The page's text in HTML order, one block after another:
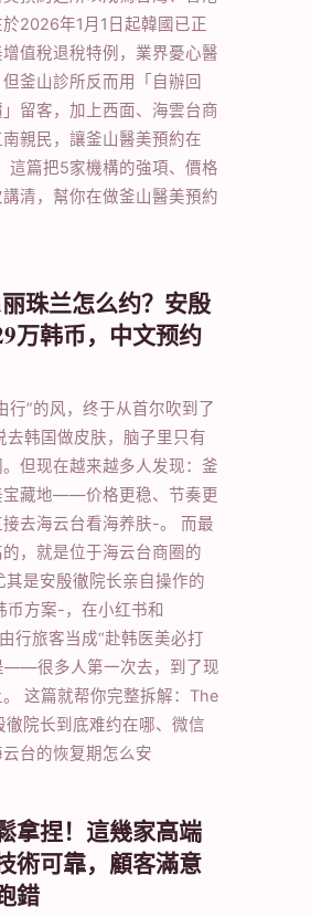
2026年1月1日起韓國已正
值稅退稅特例，業界憂心醫
釜山診所反而用「自辦回
留客，加上西面、海雲台商
親民，讓釜山醫美預約在
這篇把5家機構的強項、價格
清，幫你在做釜山醫美預約
珠兰怎么约？安殷
万韩币，中文预约
行”的风，终于从首尔吹到了
去韩国做皮肤，脑子里只有
但现在越来越多人发现：釜
宝藏地——价格更稳、节奏更
去海云台看海养肤-。 而最
，就是位于海云台商圈的
其是安殷徹院长亲自操作的
方案-，在小红书和
行旅客当成“赴韩医美必打
——很多人第一次去，到了现
这篇就帮你完整拆解：The
徹院长到底难约在哪、微信
台的恢复期怎么安
拿捏！這幾家高端
術可靠，顧客滿意
錯